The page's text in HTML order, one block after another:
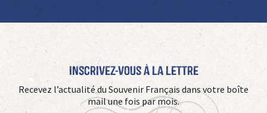
Inscrivez-vous à La Lettre
Recevez l’actualité du Souvenir Français dans votre boîte
mail une fois par mois.